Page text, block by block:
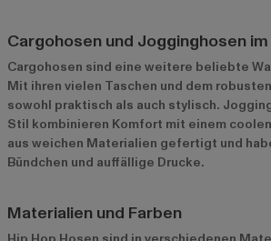
Cargohosen und Jogginghosen
Cargohosen sind eine weitere beliebte
Mit ihren vielen Taschen und dem
sowohl praktisch als auch stylisch.
Stil kombinieren Komfort mit einem
aus weichen Materialien gefertigt und
Bündchen und auffällige Drucke.
Materialien und Farben